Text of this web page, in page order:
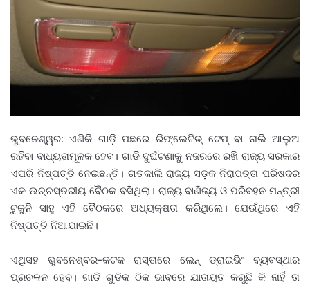
ଭୁବନେଶ୍ୱର: ଏଣିକି ଗାଡ଼ି ପଛରେ ରିଫ୍ଲେଟିଭ୍ ଟେପ୍ ବା ନାଲି ଆଲୁଅ
ରହିବା ବାଧ୍ୟତାମୂଳକ ହେବ। ଗାଡି ଦୁର୍ଘଟଣାକୁ ନଜରରେ ରଖି ରାଜ୍ୟ ସରକାର
ଏପରି ନିଷ୍ପତ୍ତି ନେଇଛନ୍ତି। ଗତକାଲି ରାଜ୍ୟ ସଡ଼କ ନିରାପତ୍ତା ପରିଷଦର
ଏକ ଉଚ୍ଚସ୍ତରୀୟ ବୈଠକ ବସିଥିଲା। ରାଜ୍ୟ ବାଣିଜ୍ୟ ଓ ପରିବହନ ମନ୍ତ୍ରୀ
ଟୁକୁନି ସାହୁ ଏହି ବୈଠକରେ ଅଧ୍ୟକ୍ଷତା କରିଥିଲେ। ଯେଉଁଥିରେ ଏହି
ନିଷ୍ପତ୍ତି ନିଆଯାଇଛି।
ଏଥିସହ ଭୁବନେଶ୍ବର-କଟକ ରାସ୍ତାରେ ଲେନ୍ ଡ୍ରାଇଭିଂ ବ୍ୟବସ୍ଥାର
ପ୍ରଚଳନ ହେବ। ଗାଡି ଗୁଡିକ ଠିକ ଭାବରେ ଯାତାୟତ କରୁଛି କି ନାହିଁ ତା